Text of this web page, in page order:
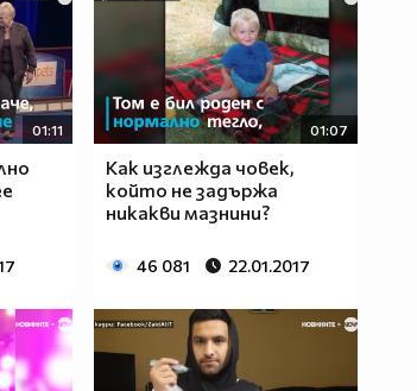
01:11 01:07
Как изглежда човек,
който не задържа
никакви мазнини?
46 081 22.01.2017